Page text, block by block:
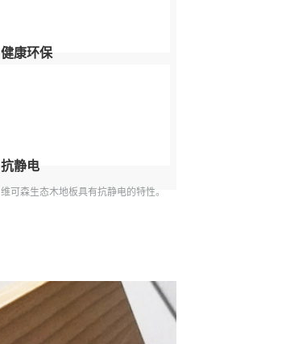
健康环保
抗静电
维可森生态木地板具有抗静电的特性。